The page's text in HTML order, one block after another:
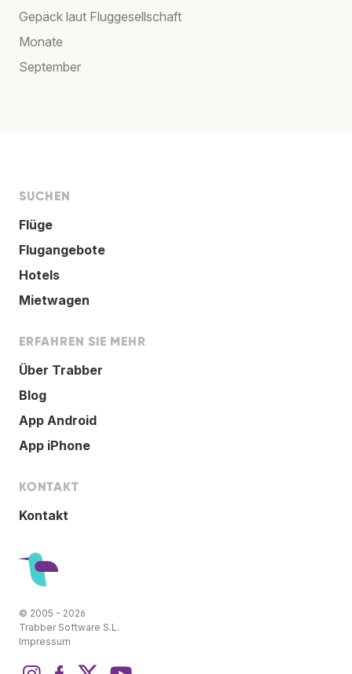
Gepäck laut Fluggesellschaft
Monate
September
SUCHEN
Flüge
Flugangebote
Hotels
Mietwagen
ERFAHREN SIE MEHR
Über Trabber
Blog
App Android
App iPhone
KONTAKT
Kontakt
© 2005 - 2026
Trabber Software S.L.
Impressum